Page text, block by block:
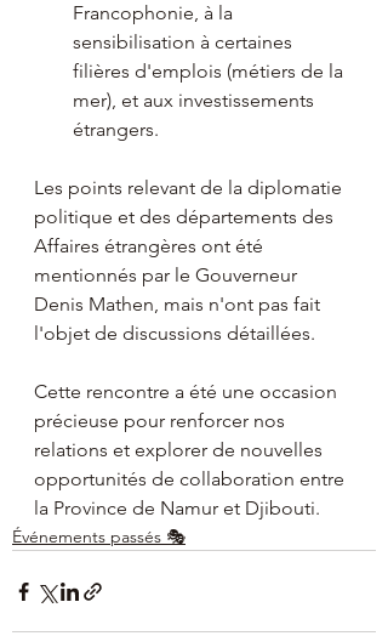
Francophonie, à la
sensibilisation à certaines
filières d'emplois (métiers de la
mer), et aux investissements
étrangers.
Les points relevant de la diplomatie
politique et des départements des
Affaires étrangères ont été
mentionnés par le Gouverneur
Denis Mathen, mais n'ont pas fait
l'objet de discussions détaillées.
Cette rencontre a été une occasion
précieuse pour renforcer nos
relations et explorer de nouvelles
opportunités de collaboration entre
la Province de Namur et Djibouti.
Événements passés 🎭